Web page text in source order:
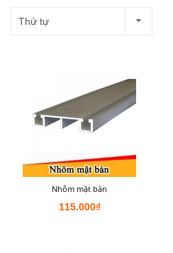
Thứ tự
Nhôm mặt bàn
115.000₫